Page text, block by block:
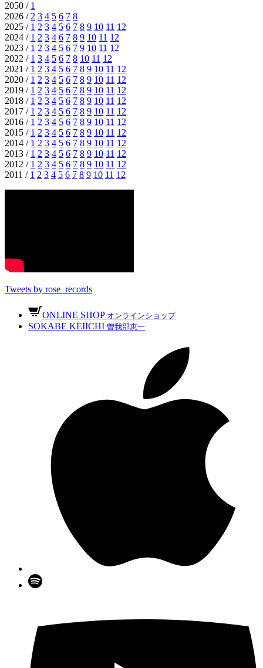
2050 / 1
2026 /2 3 4 5 6 7 8
2025 / 1 2 3 4 5 6 7 8 9 10 11 12
2024 / 1 2 3 4 6 7 8 9 10 11 12
2023 / 1 2 3 4 5 6 7 9 10 11 12
2022 / 1 3 4 5 6 7 8 10 11 12
2021 / 1 2 3 4 5 6 7 8 9 10 11 12
2020 / 1 2 3 4 5 6 7 8 9 10 11 12
2019 / 1 2 3 4 5 6 7 8 9 10 11 12
2018 / 1 2 3 4 5 6 7 8 9 10 11 12
2017 / 1 2 3 4 5 6 7 8 9 10 11 12
2016 / 1 2 3 4 5 6 7 8 9 10 11 12
2015 / 1 2 3 4 5 6 7 8 9 10 11 12
2014 / 1 2 3 4 5 6 7 8 9 10 11 12
2013 / 1 2 3 4 5 6 7 8 9 10 11 12
2012 / 1 2 3 4 5 6 7 8 9 10 11 12
2011 / 1 2 3 4 5 6 7 8 9 10 11 12
Tweets by rose_records
ONLINE SHOP オンラインショップ
SOKABE KEIICHI 曽我部恵一